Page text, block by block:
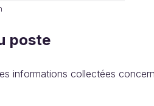
poste
informations collectées